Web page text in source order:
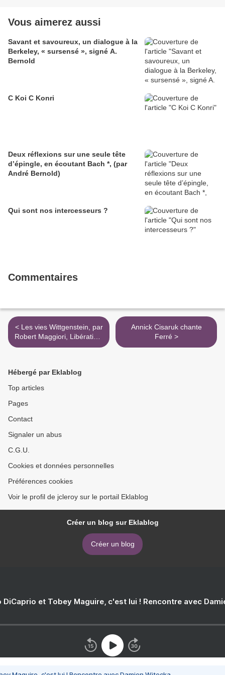
Vous aimerez aussi
Savant et savoureux, un dialogue à la
Berkeley, « sursensé », signé A.
Bernold
C Koi C Konri
Deux réflexions sur une seule tête
d’épingle, en écoutant Bach *, (par
André Bernold)
Qui sont nos intercesseurs ?
Commentaires
< Les vies Wittgenstein, par
Robert Maggiori, Libération,
26 nov. 1998
Annick Cisaruk chante
Ferré >
Hébergé par Eklablog
Top articles
Pages
Contact
Signaler un abus
C.G.U.
Cookies et données personnelles
Préférences cookies
Voir le profil de jcleroy sur le portail Eklablog
Créer un blog sur Eklablog
Créer un blog
DiCaprio et Tobey Maguire, c'est lui ! Rencontre avec